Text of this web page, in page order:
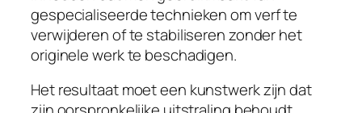
gespecialiseerde technieken om verf te
verwijderen of te stabiliseren zonder het
originele werk te beschadigen.
Het resultaat moet een kunstwerk zijn dat